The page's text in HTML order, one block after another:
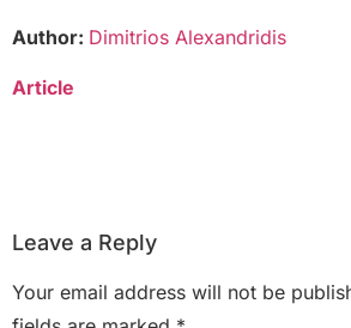
Author: Dimitrios Alexandridis
Article
Leave a Reply
Your email address will not be